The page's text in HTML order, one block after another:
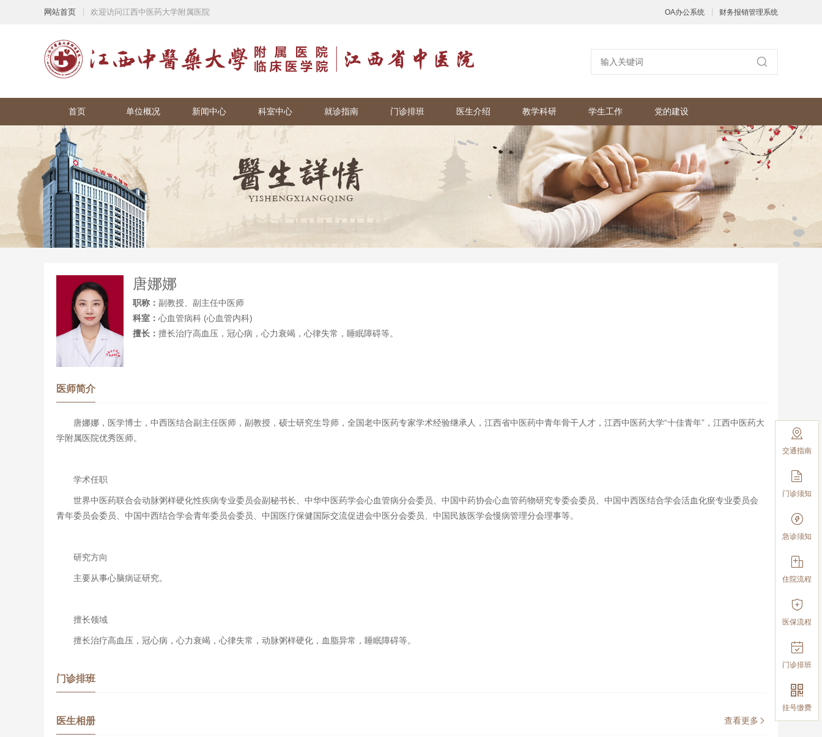
网站首页 欢迎访问江西中医药大学附属医院 OA办公系统 财务报销管理系统
首页 单位概况 新闻中心 科室中心 就诊指南 门诊排班 医生介绍 教学科研 学生工作 党的建设
唐娜娜
职称： 副教授、副主任中医师
科室： 心血管病科 (心血管内科)
擅长： 擅长治疗高血压，冠心病，心力衰竭，心律失常，睡眠障碍等。
医师简介
唐娜娜，医学博士，中西医结合副主任医师，副教授，硕士研究生导师，全国老中医药专家学术经验继承人，江西省中医药中青年骨干人才，江西中医药大学“十佳青年”，江西中医药大
学附属医院优秀医师。
学术任职
世界中医药联合会动脉粥样硬化性疾病专业委员会副秘书长、中华中医药学会心血管病分会委员、中国中药协会心血管药物研究专委会委员、中国中西医结合学会活血化瘀专业委员会
青年委员会委员、中国中西结合学会青年委员会委员、中国医疗保健国际交流促进会中医分会委员、中国民族医学会慢病管理分会理事等。
研究方向
主要从事心脑病证研究。
擅长领域
擅长治疗高血压，冠心病，心力衰竭，心律失常，动脉粥样硬化，血脂异常，睡眠障碍等。
门诊排班
医生相册 查看更多 

交通指南

门诊须知

急诊须知

住院流程

医保流程

门诊排班

挂号缴费